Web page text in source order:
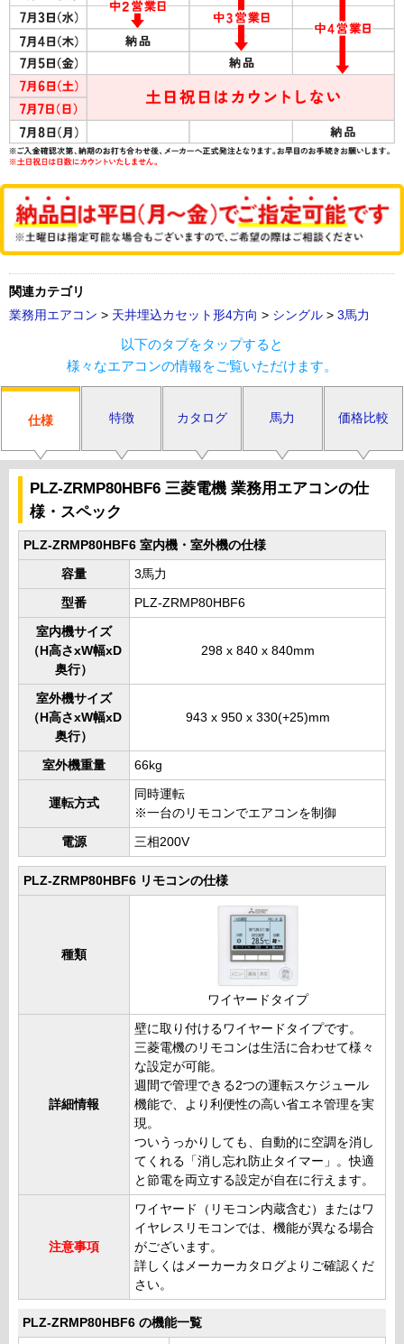
関連カテゴリ
業務用エアコン > 天井埋込カセット形4方向 > シングル > 3馬力
以下のタブをタップすると
様々なエアコンの情報をご覧いただけます。
仕様 特徴 カタログ 馬力 価格比較
PLZ-ZRMP80HBF6 三菱電機 業務用エアコンの仕
様・スペック
PLZ-ZRMP80HBF6 室内機・室外機の仕様
容量 3馬力
型番 PLZ-ZRMP80HBF6
室内機サイズ
（H高さxW幅xD
奥行）
298 x 840 x 840mm
室外機サイズ
（H高さxW幅xD
奥行）
943 x 950 x 330(+25)mm
室外機重量 66kg
運転方式
同時運転
※一台のリモコンでエアコンを制御
電源 三相200V
PLZ-ZRMP80HBF6 リモコンの仕様
種類
ワイヤードタイプ
詳細情報
壁に取り付けるワイヤードタイプです。
三菱電機のリモコンは生活に合わせて様々
な設定が可能。
週間で管理できる2つの運転スケジュール
機能で、より利便性の高い省エネ管理を実
現。
ついうっかりしても、自動的に空調を消し
てくれる「消し忘れ防止タイマー」。快適
と節電を両立する設定が自在に行えます。
注意事項
ワイヤード（リモコン内蔵含む）またはワ
イヤレスリモコンでは、機能が異なる場合
がございます。
詳しくはメーカーカタログよりご確認くだ
さい。
PLZ-ZRMP80HBF6 の機能一覧